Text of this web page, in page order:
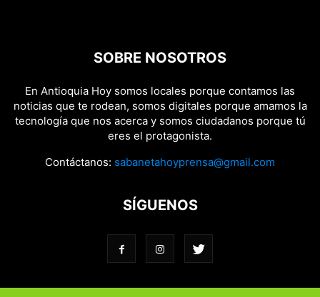
SOBRE NOSOTROS
En Antioquia Hoy somos locales porque contamos las
noticias que te rodean, somos digitales porque amamos la
tecnología que nos acerca y somos ciudadanos porque tú
eres el protagonista.
Contáctanos: sabanetahoyprensa@gmail.com
SÍGUENOS